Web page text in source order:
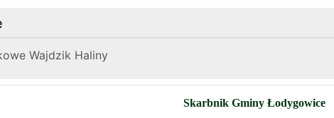
Wajdzik Haliny
Skarbnik Gminy Łodygowice